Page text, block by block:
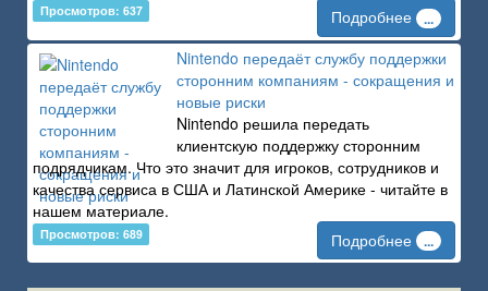
Просмотров: 637 Подробнее ...
Nintendo передаёт службу поддержки
сторонним компаниям - сокращения и
новые риски
Nintendo решила передать
клиентскую поддержку сторонним
подрядчикам. Что это значит для игроков, сотрудников и
качества сервиса в США и Латинской Америке - читайте в
нашем материале.
Просмотров: 689 Подробнее ...